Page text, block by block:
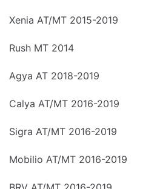
Xenia AT/MT 2015-2019
Rush MT 2014
Agya AT 2018-2019
Calya AT/MT 2016-2019
Sigra AT/MT 2016-2019
Mobilio AT/MT 2016-2019